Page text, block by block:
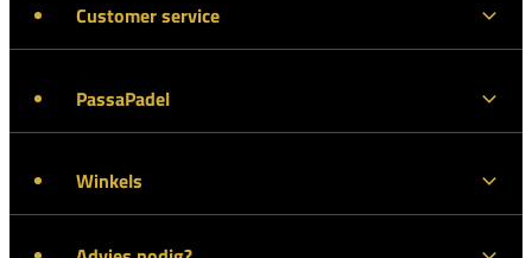
Customer service
PassaPadel
Winkels